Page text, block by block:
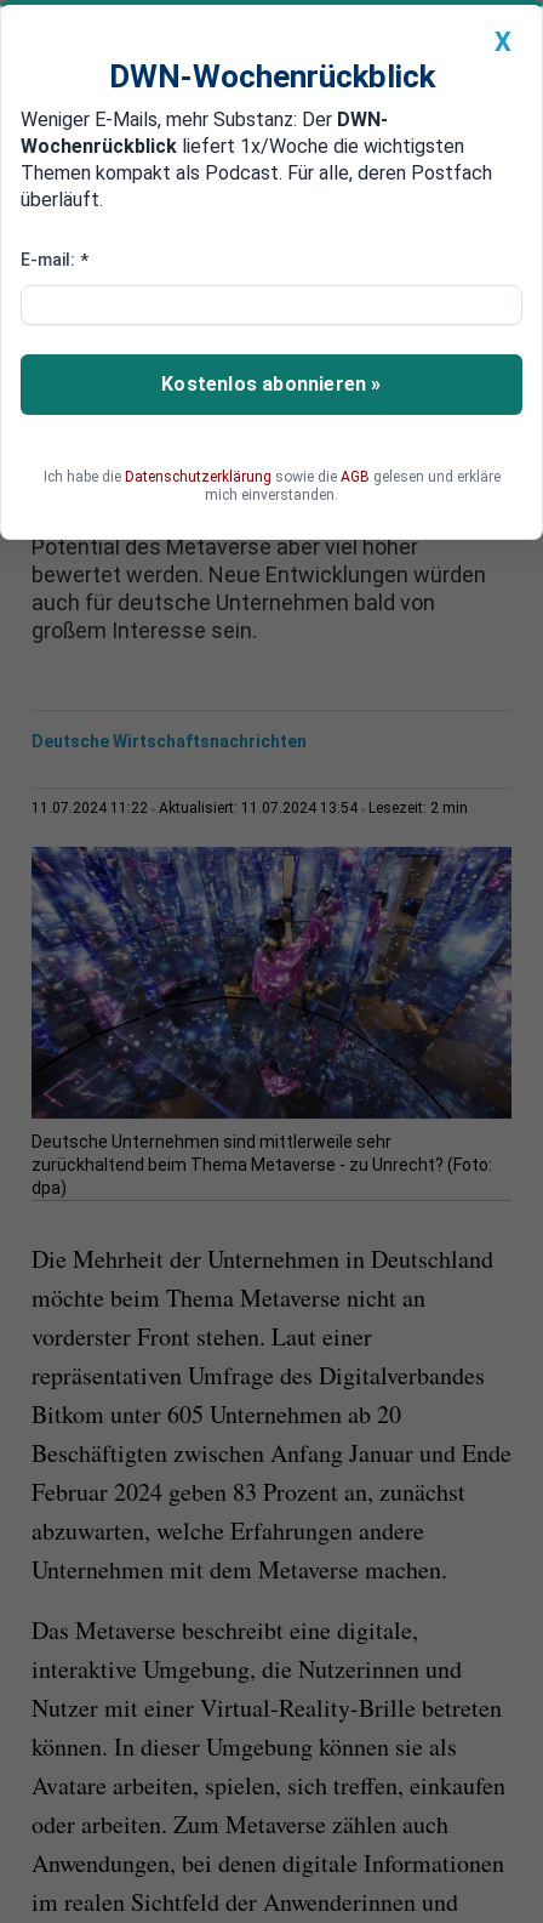
Newsticker MEIN DWN: Geldanlage Premium
Edelmetalle DWN-Magazin China
Digitalverband: Deutsche
Potential der Metaverse-
Technologie
Wirtschaft ist bei diesem Thema zurückhaltend.
Potential des Metaverse aber viel höher
bewertet werden. Neue Entwicklungen würden
auch für deutsche Unternehmen bald von
großem Interesse sein.
Deutsche Wirtschaftsnachrichten
11.07.2024 11:22 Aktualisiert: 11.07.2024 13:54 Lesezeit: 2 min
Deutsche Unternehmen sind mittlerweile sehr
zurückhaltend beim Thema Metaverse - zu Unrecht? (Foto:
dpa)
Die Mehrheit der Unternehmen in Deutschland
möchte beim Thema Metaverse nicht an
vorderster Front stehen. Laut einer
repräsentativen Umfrage des Digitalverbandes
Bitkom unter 605 Unternehmen ab 20
Beschäftigten zwischen Anfang Januar und Ende
Februar 2024 geben 83 Prozent an, zunächst
abzuwarten, welche Erfahrungen andere
Unternehmen mit dem Metaverse machen.
Das Metaverse beschreibt eine digitale,
interaktive Umgebung, die Nutzerinnen und
Nutzer mit einer Virtual-Reality-Brille betreten
können. In dieser Umgebung können sie als
Avatare arbeiten, spielen, sich treffen, einkaufen
oder arbeiten. Zum Metaverse zählen auch
Anwendungen, bei denen digitale Informationen
im realen Sichtfeld der Anwenderinnen und
X
DWN-Wochenrückblick
Weniger E-Mails, mehr Substanz: Der DWN-
Wochenrückblick liefert 1x/Woche die wichtigsten
Themen kompakt als Podcast. Für alle, deren Postfach
überläuft.
E-mail: *
Kostenlos abonnieren »
Ich habe die Datenschutzerklärung sowie die AGB gelesen und erkläre
mich einverstanden.